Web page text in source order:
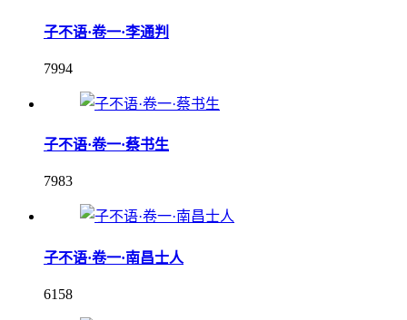
子不语·卷一·李通判
7994
子不语·卷一·蔡书生
7983
子不语·卷一·南昌士人
6158